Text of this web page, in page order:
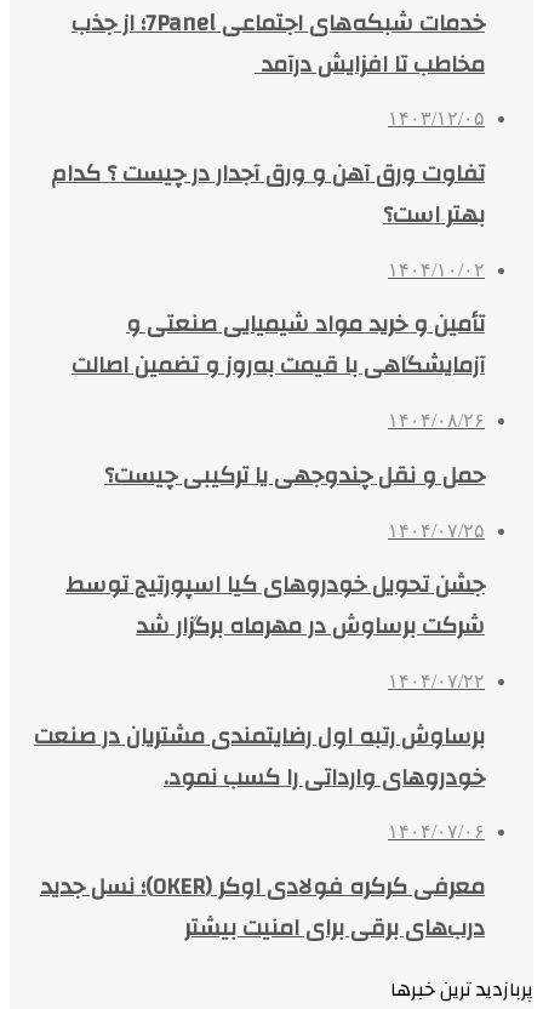
خدمات شبکه‌های اجتماعی 7Panel؛ از جذب
مخاطب تا افزایش درآمد
۱۴۰۳/۱۲/۰۵
تفاوت ورق آهن و ورق آجدار در چیست ؟ کدام
بهتر است؟
۱۴۰۴/۱۰/۰۲
تأمین و خرید مواد شیمیایی صنعتی و
آزمایشگاهی با قیمت به‌روز و تضمین اصالت
۱۴۰۴/۰۸/۲۶
حمل و نقل چندوجهی یا ترکیبی چیست؟
۱۴۰۴/۰۷/۲۵
جشن تحویل خودروهای کیا اسپورتیج توسط
شرکت برساوش در مهرماه برگزار شد
۱۴۰۴/۰۷/۲۲
برساوش رتبه اول رضایتمندی مشتریان در صنعت
خودروهای وارداتی را کسب نمود.
۱۴۰۴/۰۷/۰۶
معرفی کرکره فولادی اوکر (OKER)؛ نسل جدید
درب‌های برقی برای امنیت بیشتر
پربازدید ترین خبرها